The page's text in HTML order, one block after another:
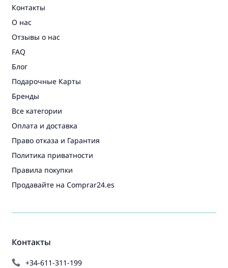
Контакты
+34-611-311-199
Контакты
О нас
Отзывы о нас
FAQ
Блог
Подарочные Карты
Бренды
Все категории
Оплата и доставка
Право отказа и Гарантия
Политика приватности
Правила покупки
Продавайте на Comprar24.es